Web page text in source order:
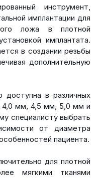
инструмент,
имплантации для
ложа в плотной
имплантата.
в создании резьбы
дополнительную
в различных
4,0 мм, 4,5 мм, 5,0 мм и
специалисту выбрать
от диаметра
пациента.
для плотной
мягкими тканями